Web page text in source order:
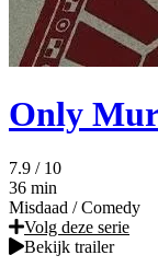
Only
7.9 / 10
36 min
Misdaad / Comedy
Volg deze serie
Bekijk trailer